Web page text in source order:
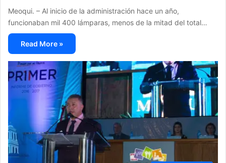
Meoqui. – Al inicio de la administración hace un año,
funcionaban mil 400 lámparas, menos de la mitad del total…
Read More »